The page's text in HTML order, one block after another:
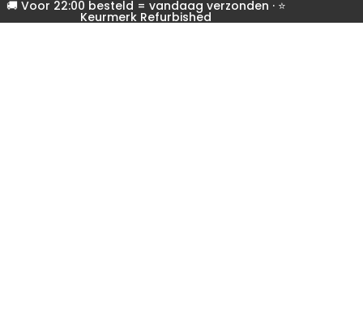
🚚 Voor 22:00 besteld = vandaag verzonden · ⭐
Keurmerk Refurbished